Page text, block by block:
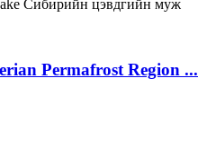
Сибирийн цэвдгийн муж
Permafrost Region ...